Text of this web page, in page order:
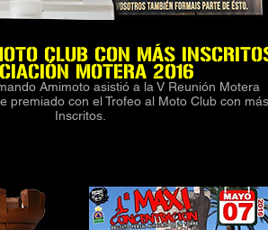
CLUB CON MÁS
MOTERA 2016
Amimoto asistió a la V Reunión Motera
premiado con el Trofeo al Moto Club con más
Inscritos.